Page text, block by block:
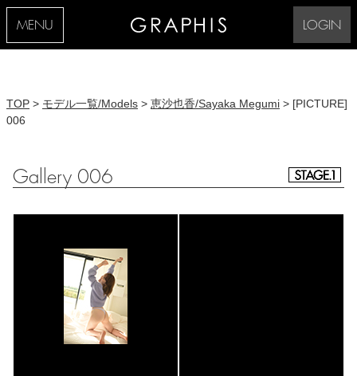
MENU LOGIN
TOP > モデル一覧/Models > 恵沙也香/Sayaka Megumi > [PICTURE]
006
Gallery 006